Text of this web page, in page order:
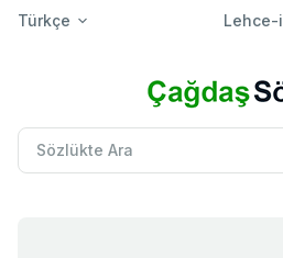
Türkçe Lehce-i